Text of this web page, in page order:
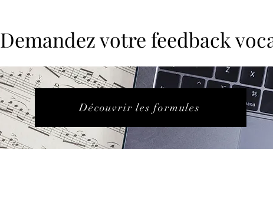
Demandez votre feedback
Découvrir les formules